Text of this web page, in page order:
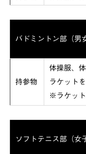
バドミントン部
持参物
体操服、
ラケット
※ラケッ
ソフトテニス部（